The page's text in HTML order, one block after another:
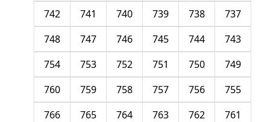
737
738
739
740
741
742
743
744
745
746
747
748
749
750
751
752
753
754
755
756
757
758
759
760
761
762
763
764
765
766